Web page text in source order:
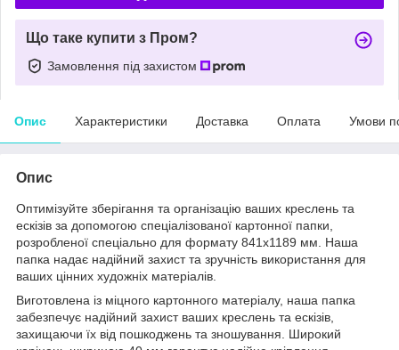
Що таке купити з Пром?
Замовлення під захистом
Опис Характеристики Доставка Оплата Умови
Опис
Оптимізуйте зберігання та організацію ваших креслень та
ескізів за допомогою спеціалізованої картонної папки,
розробленої спеціально для формату 841x1189 мм. Наша
папка надає надійний захист та зручність використання для
ваших цінних художніх матеріалів.
Виготовлена із міцного картонного матеріалу, наша папка
забезпечує надійний захист ваших креслень та ескізів,
захищаючи їх від пошкоджень та зношування. Широкий